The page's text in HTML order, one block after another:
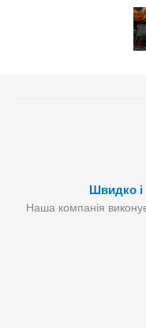
Швидко і
Наша компанія